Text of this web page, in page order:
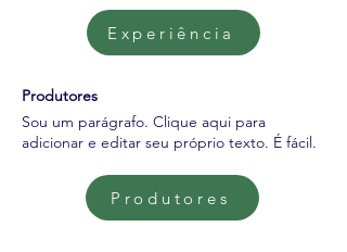
Experiência
Produtores
Sou um parágrafo. Clique aqui para
adicionar e editar seu próprio texto. É fácil.
Produtores